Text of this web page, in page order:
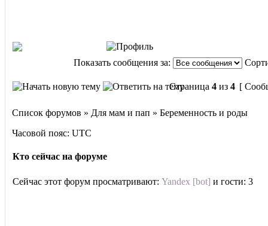
Показать сообщения за:
Страница 4 из 4 [
Список форумов » Для мам и пап » Беременность и роды
Часовой пояс: UTC
Кто сейчас на форуме
Сейчас этот форум просматривают: Yandex [bot] и гости: 3